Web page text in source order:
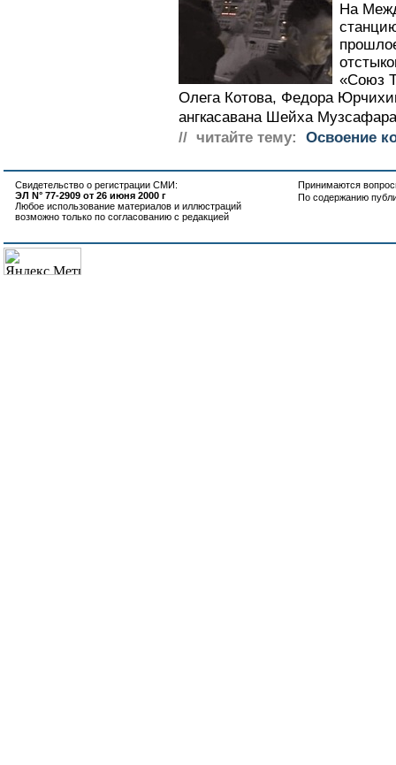
На
«Союз
Олега Котова, Федора
ангкасавана Шейха
// читайте тему:
Освоение
Свидетельство о регистрации СМИ:
ЭЛ N° 77-2909 от 26 июня 2000 г
Любое использование материалов и иллюстраций
возможно только по согласованию с редакцией
Принимаются
По содержанию